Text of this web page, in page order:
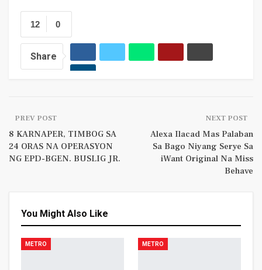
0
12
Share
PREV POST
8 KARNAPER, TIMBOG SA
24 ORAS NA OPERASYON
NG EPD-BGEN. BUSLIG JR.
NEXT POST
Alexa Ilacad Mas Palaban
Sa Bago Niyang Serye Sa
iWant Original Na Miss
Behave
You Might Also Like
METRO METRO